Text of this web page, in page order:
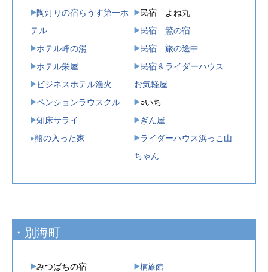
陶灯りの宿らうす第一ホ
テル
ホテル峰の湯
ホテル栄屋
ビジネスホテル漁火
ペンションラウスクル
知床サライ
熊の入った家
民宿 よね丸
民宿 鷲の宿
民宿 旅の途中
民宿＆ライダーハウス
お気軽屋
○いち
ぎん屋
ライダーハウス浜っこ山
ちゃん
・別海町
みつばちの宿
楠旅館